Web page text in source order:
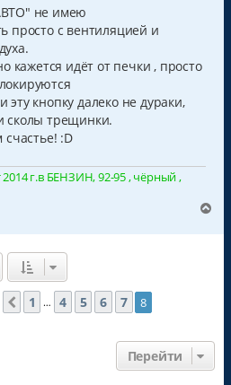
не имею
просто с вентиляцией и
кажется идёт от печки , просто
кнопку далеко не дураки,
сколы трещинки.
счастье! :D
г.в БЕНЗИН, 92-95 , чёрный ,
р
к
Страница8 из
Пред.
1 … 4 5 6 7 8
Перейти